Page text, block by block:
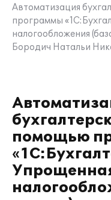
Автоматизация
программы
налогообложения
Бородич Натальи
помощью